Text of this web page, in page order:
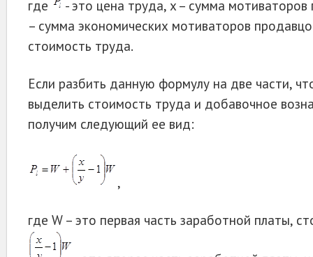
где
- это цена труда, x – сумма мотиваторов
– сумма экономических мотиваторов
стоимость труда.
Если разбить данную формулу на две части,
выделить стоимость труда и добавочное
получим следующий ее вид:
,
где W – это первая часть заработной платы,